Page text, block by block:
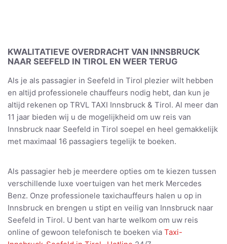
KWALITATIEVE OVERDRACHT VAN INNSBRUCK
NAAR SEEFELD IN TIROL EN WEER TERUG
Als je als passagier in Seefeld in Tirol plezier wilt hebben
en altijd professionele chauffeurs nodig hebt, dan kun je
altijd rekenen op TRVL TAXI Innsbruck & Tirol. Al meer dan
11 jaar bieden wij u de mogelijkheid om uw reis van
Innsbruck naar Seefeld in Tirol soepel en heel gemakkelijk
met maximaal 16 passagiers tegelijk te boeken.
Als passagier heb je meerdere opties om te kiezen tussen
verschillende luxe voertuigen van het merk Mercedes
Benz. Onze professionele taxichauffeurs halen u op in
Innsbruck en brengen u stipt en veilig van Innsbruck naar
Seefeld in Tirol. U bent van harte welkom om uw reis
online of gewoon telefonisch te boeken via Taxi-